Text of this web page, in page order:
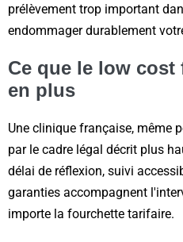
prélèvement trop important
endommager durablement
Ce que le low
en plus
Une clinique française, même
par le cadre légal décrit plus
délai de réflexion, suivi
garanties accompagnent
importe la fourchette tarifaire.